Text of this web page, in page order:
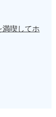
満喫してホ